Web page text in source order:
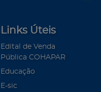
Links Úteis
Edital de Venda
Pública COHAPAR
Educação
E-sic